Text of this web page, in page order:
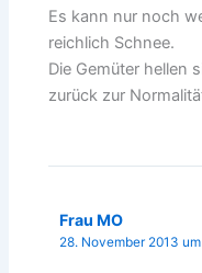
Es kann nur noch
reichlich Schnee.
Die Gemüter hellen
zurück zur
Frau MO
28. November 2013